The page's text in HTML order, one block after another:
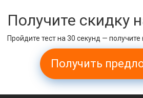
Получите скидку
Пройдите тест на 30 секунд —
Получить